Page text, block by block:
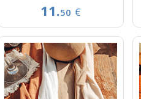
11.50 €